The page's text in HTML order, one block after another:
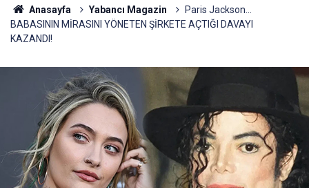
Anasayfa Yabancı Magazin
Paris Jackson...
BABASININ MİRASINI YÖNETEN ŞİRKETE AÇTIĞI DAVAYI
KAZANDI!